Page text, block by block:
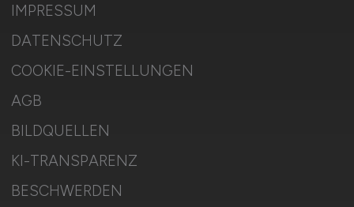
IMPRESSUM
DATENSCHUTZ
COOKIE-EINSTELLUNGEN
AGB
BILDQUELLEN
KI-TRANSPARENZ
BESCHWERDEN